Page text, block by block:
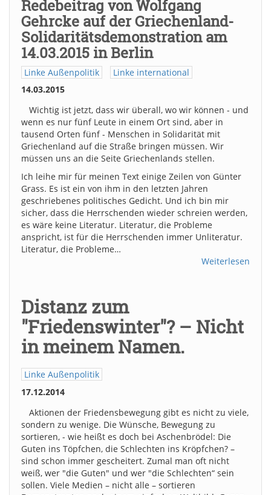
Redebeitrag von Wolfgang
Gehrcke auf der Griechenland-
Solidaritätsdemonstration am
14.03.2015 in Berlin
Linke Außenpolitik
Linke international
14.03.2015
Wichtig ist jetzt, dass wir überall, wo wir können - und
wenn es nur fünf Leute in einem Ort sind, aber in
tausend Orten fünf - Menschen in Solidarität mit
Griechenland auf die Straße bringen müssen. Wir
müssen uns an die Seite Griechenlands stellen.
Ich leihe mir für meinen Text einige Zeilen von Günter
Grass. Es ist ein von ihm in den letzten Jahren
geschriebenes politisches Gedicht. Und ich bin mir
sicher, dass die Herrschenden wieder schreien werden,
es wäre keine Literatur. Literatur, die Probleme
anspricht, ist für die Herrschenden immer Unliteratur.
Literatur, die Probleme…
Weiterlesen
Distanz zum
"Friedenswinter"? – Nicht
in meinem Namen.
Linke Außenpolitik
17.12.2014
Aktionen der Friedensbewegung gibt es nicht zu viele,
sondern zu wenige. Die Wünsche, Bewegung zu
sortieren, - wie heißt es doch bei Aschenbrödel: Die
Guten ins Töpfchen, die Schlechten ins Kröpfchen? –
sind schon immer gescheitert. Zumal man oft nicht
weiß, wer "die Guten" und wer "die Schlechten“ sein
sollen. Viele Medien – nicht alle – sortieren